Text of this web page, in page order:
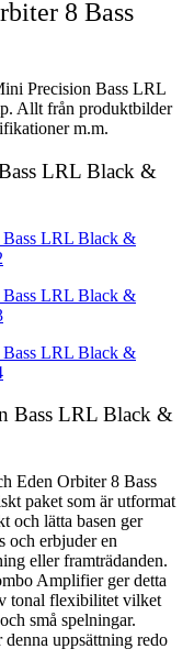
8 Bass
Precision Bass LRL
Allt från produktbilder
m.m.
LRL Black &
Bass LRL Black &
Eden Orbiter 8 Bass
paket som är utformat
och lätta basen ger
och erbjuder en
eller framträdanden.
Amplifier ger detta
tonal flexibilitet vilket
små spelningar.
uppsättning redo